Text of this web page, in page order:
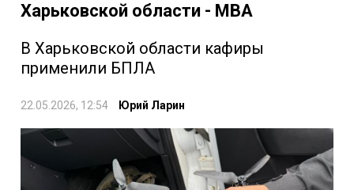
Харьковской области - МВА
В Харьковской области кафиры
применили БПЛА
22.05.2026, 12:54 Юрий Ларин